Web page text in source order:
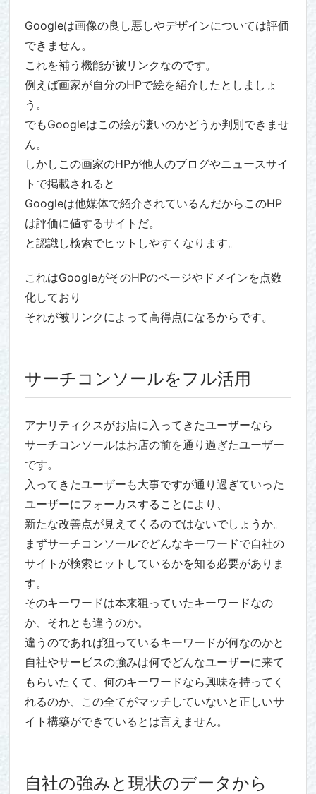
Googleは画像の良し悪しやデザインについては評価
できません。
これを補う機能が被リンクなのです。
例えば画家が自分のHPで絵を紹介したとしましょ
う。
でもGoogleはこの絵が凄いのかどうか判別できませ
ん。
しかしこの画家のHPが他人のブログやニュースサイ
トで掲載されると
Googleは他媒体で紹介されているんだからこのHP
は評価に値するサイトだ。
と認識し検索でヒットしやすくなります。
これはGoogleがそのHPのページやドメインを点数
化しており
それが被リンクによって高得点になるからです。
サーチコンソールをフル活用
アナリティクスがお店に入ってきたユーザーなら
サーチコンソールはお店の前を通り過ぎたユーザー
です。
入ってきたユーザーも大事ですが通り過ぎていった
ユーザーにフォーカスすることにより、
新たな改善点が見えてくるのではないでしょうか。
まずサーチコンソールでどんなキーワードで自社の
サイトが検索ヒットしているかを知る必要がありま
す。
そのキーワードは本来狙っていたキーワードなの
か、それとも違うのか。
違うのであれば狙っているキーワードが何なのかと
自社やサービスの強みは何でどんなユーザーに来て
もらいたくて、何のキーワードなら興味を持ってく
れるのか、この全てがマッチしていないと正しいサ
イト構築ができているとは言えません。
自社の強みと現状のデータから